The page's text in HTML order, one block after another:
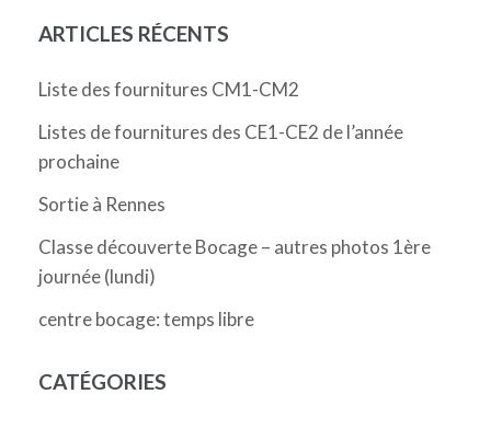
ARTICLES RÉCENTS
Liste des fournitures CM1-CM2
Listes de fournitures des CE1-CE2 de l’année
prochaine
Sortie à Rennes
Classe découverte Bocage – autres photos 1ère
journée (lundi)
centre bocage: temps libre
CATÉGORIES